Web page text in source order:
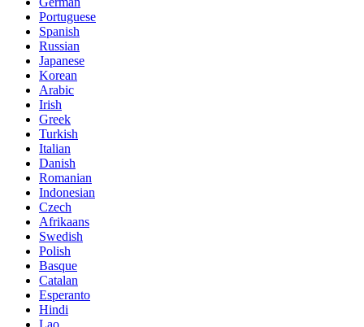
Portuguese
Spanish
Russian
Japanese
Korean
Arabic
Irish
Greek
Turkish
Italian
Danish
Romanian
Indonesian
Czech
Afrikaans
Swedish
Polish
Basque
Catalan
Esperanto
Hindi
Lao